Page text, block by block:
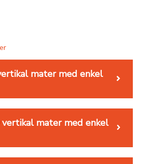
mater med enkel
vertikal mater med enkel